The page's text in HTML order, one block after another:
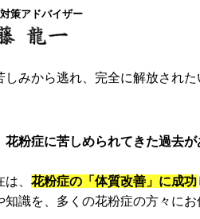
策アドバイザー
しみから逃れ、完全に解放され
花粉症に苦しめられてきた過去
、 花粉症の「体質改善」に成功
知識を、多くの花粉症の方々にお